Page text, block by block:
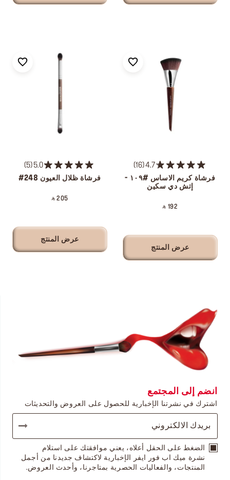
4.7
16
فرشاة كريم الاساس #١٠٩ -
إتش دي سكين
‎ ⃁ 192 ‎
عرض المنتج
5.0
5
فرشاة ظلال العيون 248#
‎ ⃁ 205 ‎
عرض المنتج
انضم إلى المجتمع
اشترك في نشرتنا الإخبارية للحصول على العروض والتحديثات
الضغط على الحقل أعلاه، يعني موافقتك على استلام
نشرة ميك اب فور ايفر الإخبارية لاكتشاف جديدنا من أجمل
المنتجات، والفعاليات الحصرية بمتاجرنا، وأحدث العروض.